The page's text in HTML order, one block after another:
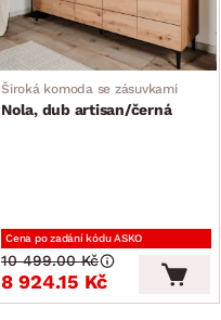
Široká komoda se zásuvkami
Nola, dub artisan/černá
Cena po zadání kódu ASKO
8 924.15 Kč
10 499.00 Kč